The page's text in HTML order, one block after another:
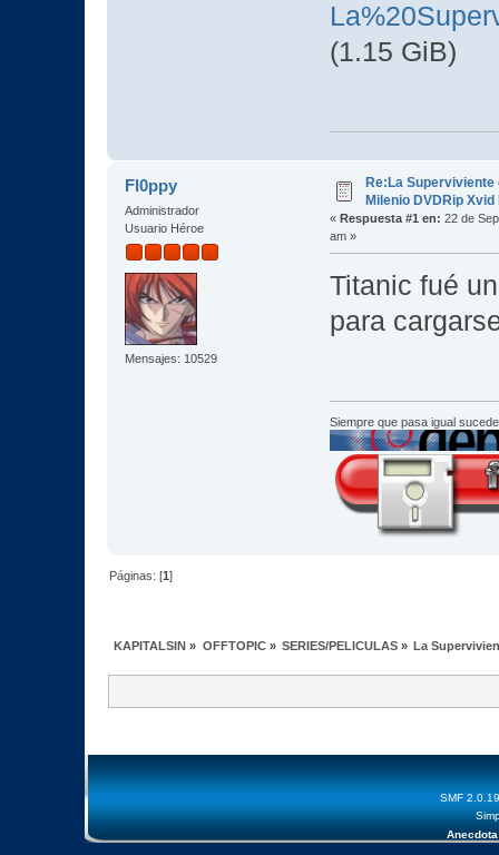
(1.15 GiB)
Fl0ppy
Administrador
Usuario Héroe
Mensajes: 10529
Re:La Superviviente
Milenio DVDRip Xvid
« Respuesta #1 en: 22 de
am »
Titanic fué
para
Siempre que pasa igual
Páginas: [1]
KAPITALSIN » OFFTOPIC» SERIES/PELICULAS» La
SMF 2.0.19
Anecdota